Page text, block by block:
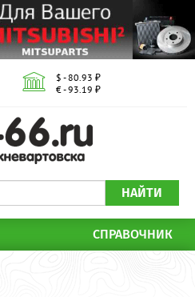
$ - 80.93 ₽
€ - 93.19 ₽
НАЙТИ
СПРАВОЧНИК